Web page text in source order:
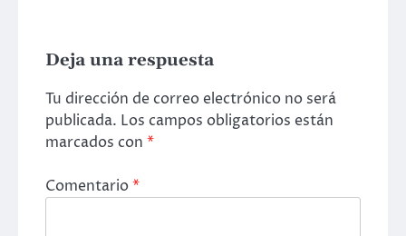
Deja una respuesta
Tu dirección de correo electrónico no será
publicada. Los campos obligatorios están
marcados con *
Comentario*